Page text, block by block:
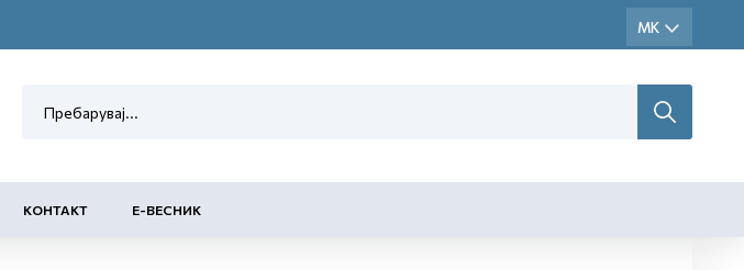
КОНТАКТ Е-ВЕСНИК